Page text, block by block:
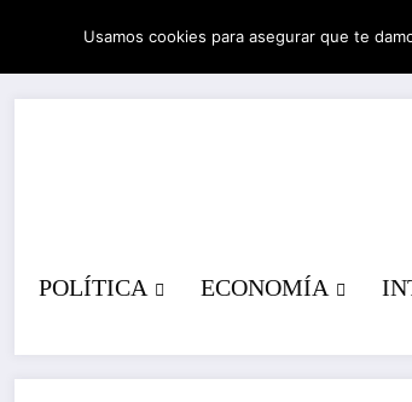
contenido
08/08/2026 11:57:28 AM
POLÍTICA ECONOMÍA
Usamos cookies para asegurar que te